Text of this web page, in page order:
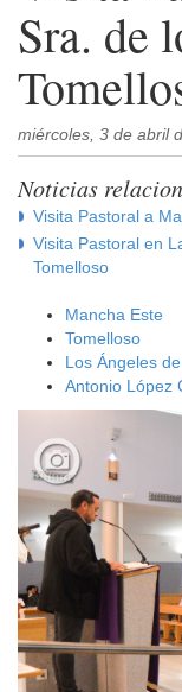
Sra. de
miércoles, 3 de abril
Noticias
Visita Pastoral a
Visita Pastoral en
Tomelloso
Mancha Este
Tomelloso
Los Ángeles
Antonio López